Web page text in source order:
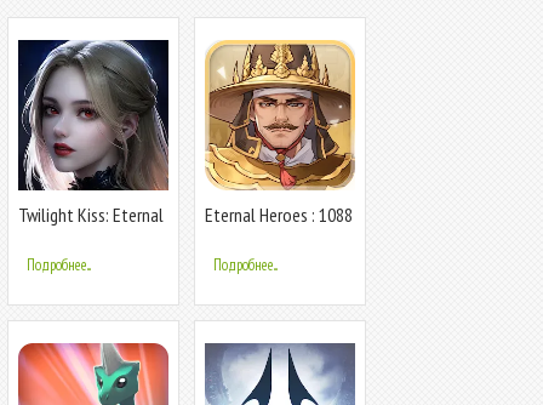
Twilight Kiss: Eternal
Подробнее...
Eternal Heroes : 1088
Подробнее...